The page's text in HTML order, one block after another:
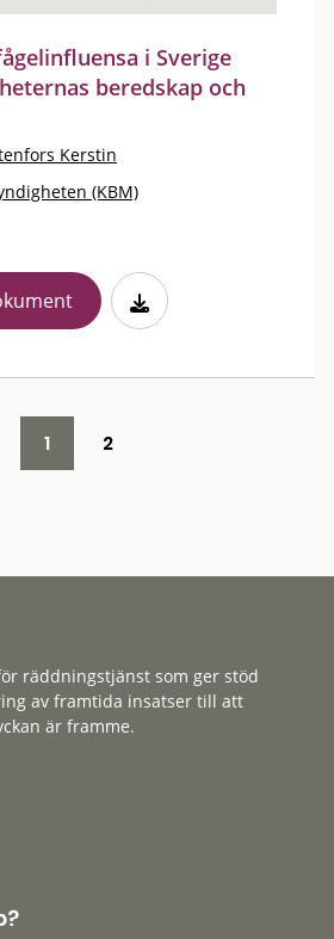
i Sverige
beredskap och
Kerstin
(KBM)
1 2
räddningstjänst som ger stöd
av framtida insatser till att
är framme.